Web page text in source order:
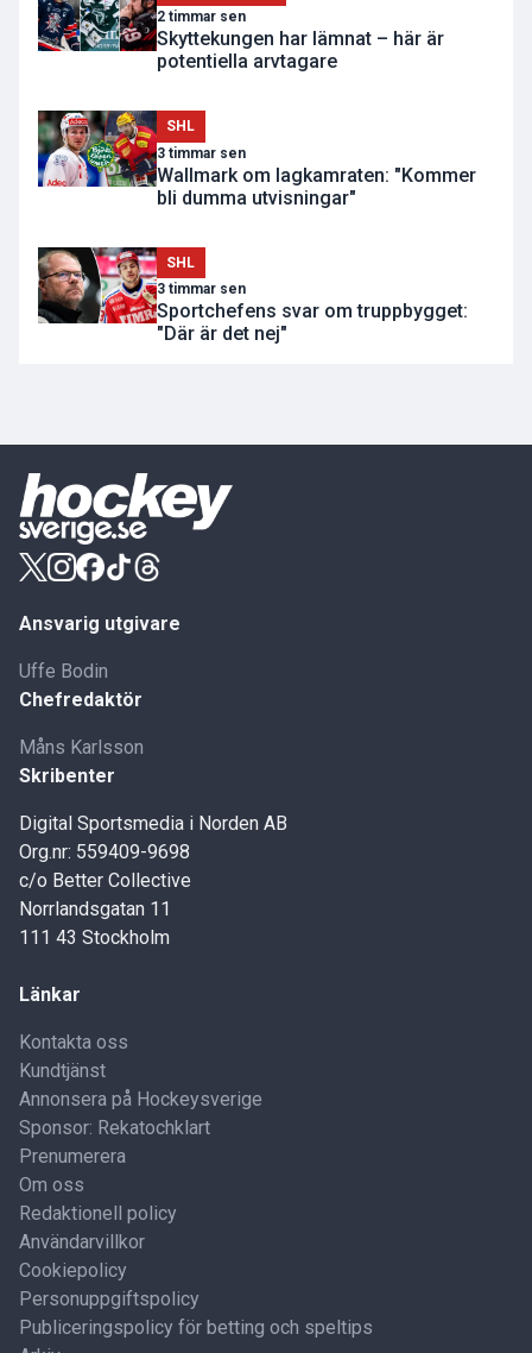
2 timmar sen
Skyttekungen har lämnat – här är
potentiella arvtagare
SHL
3 timmar sen
Wallmark om lagkamraten: "Kommer
bli dumma utvisningar"
SHL
3 timmar sen
Sportchefens svar om truppbygget:
"Där är det nej"
Ansvarig utgivare
Uffe Bodin
Chefredaktör
Måns Karlsson
Skribenter
Digital Sportsmedia i Norden AB
Org.nr: 559409-9698
c/o Better Collective
Norrlandsgatan 11
111 43 Stockholm
Länkar
Kontakta oss
Kundtjänst
Annonsera på Hockeysverige
Sponsor: Rekatochklart
Prenumerera
Om oss
Redaktionell policy
Användarvillkor
Cookiepolicy
Personuppgiftspolicy
Publiceringspolicy för betting och speltips